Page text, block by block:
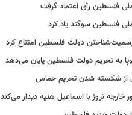
فلسطین رأی اعتماد گرفت
فلسطین سوگند یاد کرد
رسمیت‌شناختن دولت فلسطین امتناع کرد
به تحریم دولت فلسطین پایان می‌دهد
از شکسته شدن تحریم حماس
خارجه نروژ با اسماعیل هنیه دیدار می‌کند